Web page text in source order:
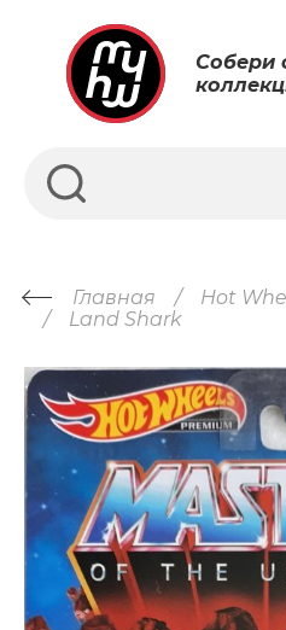
Собери
Главная
Hot
Land Shark